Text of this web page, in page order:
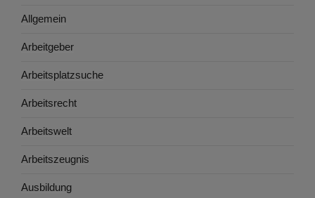
Allgemein
Arbeitgeber
Arbeitsplatzsuche
Arbeitsrecht
Arbeitswelt
Arbeitszeugnis
Ausbildung